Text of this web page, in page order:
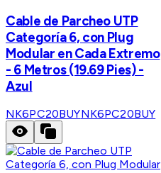
Cable de Parcheo UTP
Categoría 6, con Plug
Modular en Cada Extremo
- 6 Metros (19.69 Pies) -
Azul
NK6PC20BUYNK6PC20BUY